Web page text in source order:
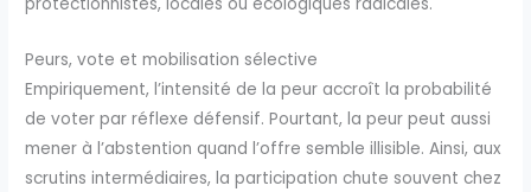
protectionnistes, locales ou écologiques radicales.
Peurs, vote et mobilisation sélective
Empiriquement, l’intensité de la peur accroît la probabilité
de voter par réflexe défensif. Pourtant, la peur peut aussi
mener à l’abstention quand l’offre semble illisible. Ainsi, aux
scrutins intermédiaires, la participation chute souvent chez